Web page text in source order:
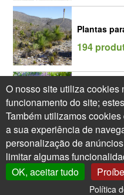
Plantas
194
Plantas
239
O nosso site utiliza cookies
funcionamento do site;
Também utilizamos
a sua experiência de
personalização de
limitar algumas
OK, aceitar tudo
Política